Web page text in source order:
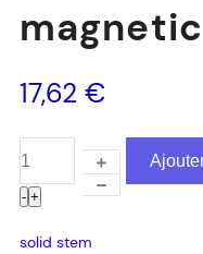
17,62 €
- +
solid stem